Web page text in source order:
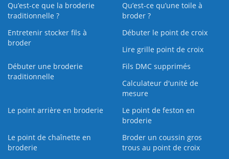
Qu’est-ce que la broderie
traditionnelle ?
Qu’est‑ce qu’une toile à
broder ?
Entretenir stocker fils à
broder
Débuter le point de croix
Lire grille point de croix
Débuter une broderie
traditionnelle
Fils DMC supprimés
Calculateur d'unité de
mesure
Le point arrière en broderie
Le point de feston en
broderie
Le point de chaînette en
broderie
Broder un coussin gros
trous au point de croix